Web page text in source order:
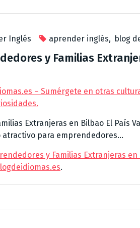
Inglés aprender inglés, blog
y Familias
– Sumérgete en otras
Extranjeras en Bilbao El País
para emprendedores...
y Familias Extranjeras
.